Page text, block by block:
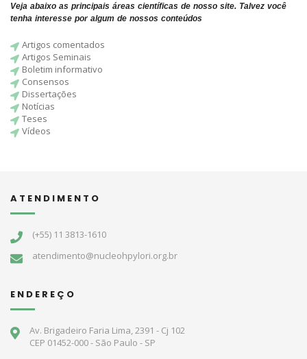
Veja abaixo as principais áreas científicas de nosso site. Talvez você
tenha interesse por algum de nossos conteúdos
Artigos comentados
Artigos Seminais
Boletim informativo
Consensos
Dissertações
Notícias
Teses
Vídeos
ATENDIMENTO
(+55) 11 3813-1610
atendimento@nucleohpylori.org.br
ENDEREÇO
Av. Brigadeiro Faria Lima, 2391 - Cj 102
CEP 01452-000 - São Paulo - SP